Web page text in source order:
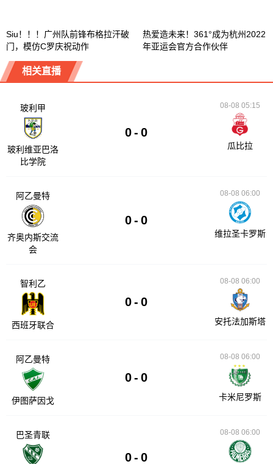
Siu！！！广州队前锋布格拉汗破
门，模仿C罗庆祝动作
热爱造未来！361°成为杭州2022
年亚运会官方合作伙伴
相关直播
玻利甲
玻利维亚巴洛
比学院
0 - 0
08-08 05:15
瓜比拉
阿乙曼特
齐奥内斯交流
会
0 - 0
08-08 06:00
维拉圣卡罗斯
智利乙
西班牙联合
0 - 0
08-08 06:00
安托法加斯塔
阿乙曼特
伊图萨因戈
0 - 0
08-08 06:00
卡米尼罗斯
巴圣青联
0 - 0
08-08 06:00